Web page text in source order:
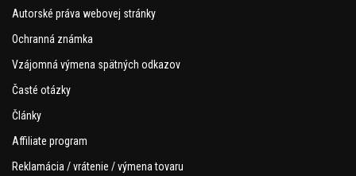
Autorské práva webovej stránky
Ochranná známka
Vzájomná výmena spätných odkazov
Časté otázky
Články
Affiliate program
Reklamácia / vrátenie / výmena tovaru